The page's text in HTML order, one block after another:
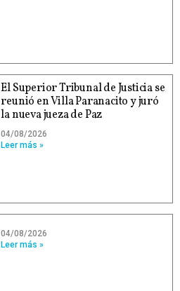
El Superior Tribunal de Justicia se
reunió en Villa Paranacito y juró
la nueva jueza de Paz
04/08/2026
Leer más »
04/08/2026
Leer más »